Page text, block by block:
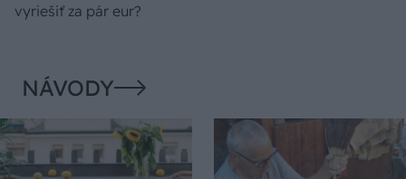
vyriešiť za pár eur?
NÁVODY